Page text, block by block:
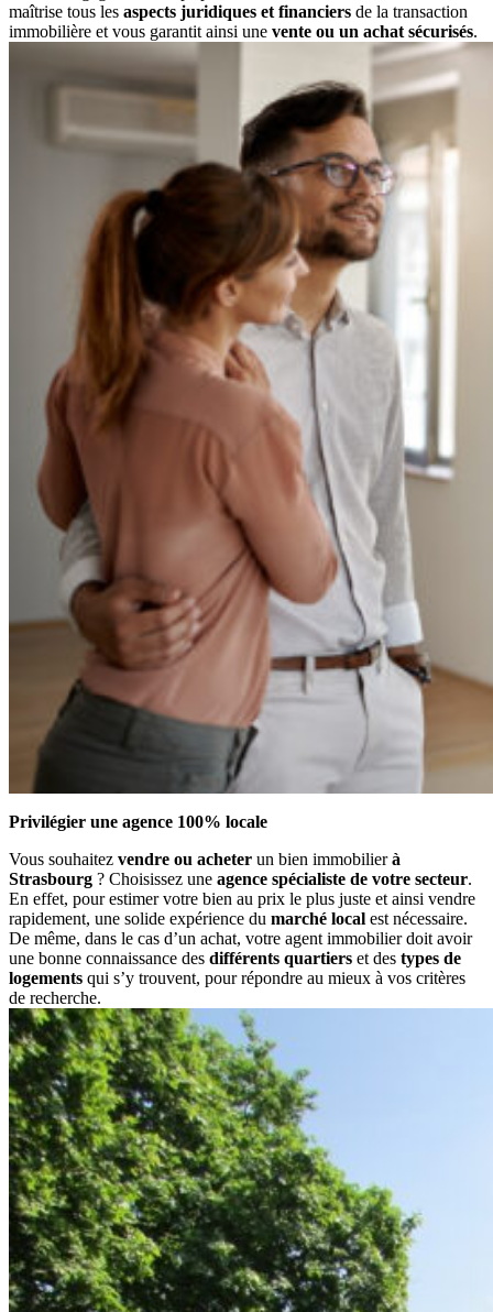
maîtrise tous les aspects juridiques et financiers de la transaction
immobilière et vous garantit ainsi une vente ou un achat sécurisés.
Privilégier une agence 100% locale
Vous souhaitez vendre ou acheter un bien immobilierà
Strasbourg ? Choisissez une agence spécialiste de votre secteur.
En effet, pour estimer votre bien au prix le plus juste et ainsi vendre
rapidement, une solide expérience du marché local est nécessaire.
De même, dans le cas d’un achat, votre agent immobilier doit avoir
une bonne connaissance des différents quartiers et des types de
logements qui s’y trouvent, pour répondre au mieux à vos critères
de recherche.